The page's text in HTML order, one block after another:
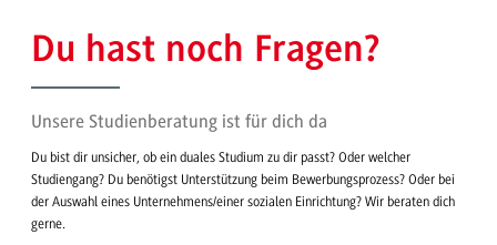
Du hast noch Fragen?
Unsere Studienberatung ist für dich da
Du bist dir unsicher, ob ein duales Studium zu dir passt? Oder welcher
Studiengang? Du benötigst Unterstützung beim Bewerbungsprozess? Oder bei
der Auswahl eines Unternehmens/einer sozialen Einrichtung? Wir beraten dich
gerne.